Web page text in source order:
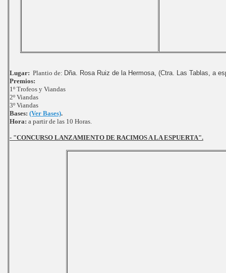
Lugar: Plantio de: Dña. Rosa Ruiz de la Hermosa, (Ctra. Las Tablas, a
Premios:
1º Trofeos y Viandas
2º Viandas
3º Viandas
Bases: (Ver Bases).
Hora: a partir de las 10 Horas.
- "CONCURSO LANZAMIENTO DE RACIMOS A LA ESPUERTA".